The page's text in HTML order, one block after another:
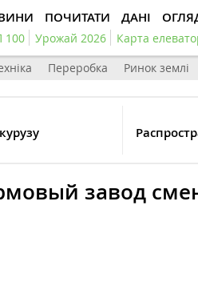
ПОЧИТАТИ ДАНІ
100 Урожай 2026 Карта
Переробка Ринок землі
завод